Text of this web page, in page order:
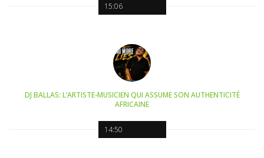
15:06
14:50
DJ BALLAS: L’ARTISTE-MUSICIEN QUI ASSUME SON AUTHENTICITÉ
AFRICAINE